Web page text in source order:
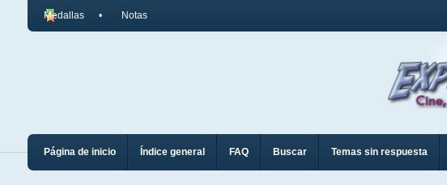
Medallas Notas
Página de inicio Índice general FAQ Buscar Temas sin respuesta